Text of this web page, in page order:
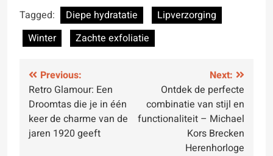
Tagged: Diepe hydratatie
Lipverzorging
Winter
Zachte exfoliatie
Bericht
navigatie
Previous:
Retro Glamour: Een
Droomtas die je in één
keer de charme van de
jaren 1920 geeft
Next:
Ontdek de perfecte
combinatie van stijl en
functionaliteit – Michael
Kors Brecken
Herenhorloge